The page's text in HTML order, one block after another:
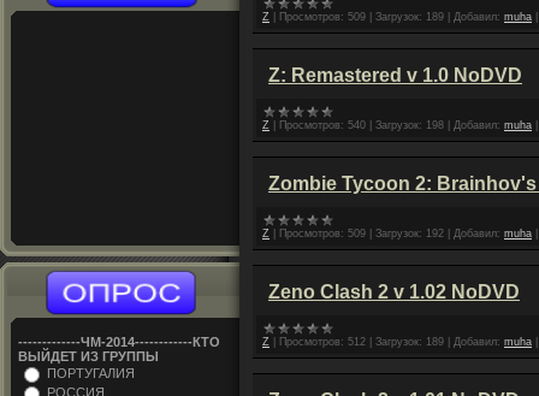
-------------ЧM-2014------------КТО
ВЫЙДЕТ ИЗ ГРУППЫ
ПОРТУГАЛИЯ
РОССИЯ
Z Просмотров: 509 Загрузок: 189 Добавил: muha
Z: Remastered v 1.0 NoDVD
Z Просмотров: 540 Загрузок: 198 Добавил: muha
Zombie Tycoon 2:
Z Просмотров: 509 Загрузок: 192 Добавил: muha
Zeno Clash 2 v 1.02 NoDVD
Z Просмотров: 512 Загрузок: 189 Добавил: muha